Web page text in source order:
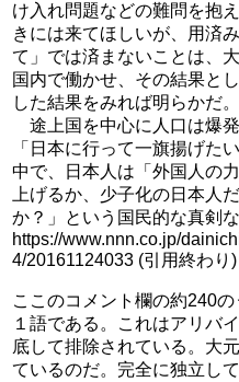
け入れ問題などの難問を抱
きには来てほしいが、用済
て」では済まないことは、
国内で働かせ、その結果と
した結果をみれば明らかだ。
途上国を中心に人口は爆
「日本に行って一旗揚げた
中で、日本人は「外国人の
上げるか、少子化の日本人
か？」という国民的な真剣
https://www.nnn.co.jp/
4/20161124033 (引用終わり)
ここのコメント欄の約240
１語である。これはアリバ
底して排除されている。大
ているのだ。完全に独立し